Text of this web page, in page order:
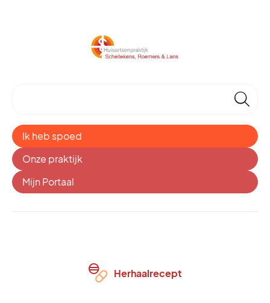
🔎
Onze praktijk
Mijn Portaal
Ik heb spoed
Herhaalrecept